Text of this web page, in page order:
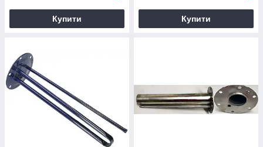
Купити Купити